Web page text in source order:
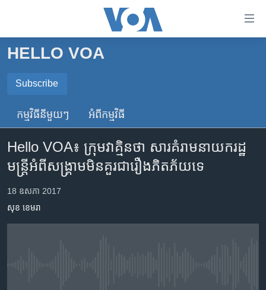
គេហទំព័រ​
រំលង​
ព័ត៌មាន​​
តែ​
រំលង​
និង​
ចូល​
កម្ពុជា
អន្តរជាតិ
ចិន
ហេឡូវីអូអេ
កម្ពុជាច្នៃប្រតិដ្ឋ
ព្រឹត្តិការណ៍ព័ត៌មាន
ទូរទស្សន៍ / វីដេអូ​
HELLO VOA
Subscribe
SUBSCRIBE
ទទួល​​​សេវា​​​ Podcast
កម្មវិធី​នីមួយៗ អំពី​កម្មវិធី​
Hello VOA៖ ក្រុម​វាគ្មិន​ថា​ សារ​គំរាម​នាយក​រដ្ឋ
មន្ត្រី​អំពី​សង្គ្រាម​មិន​គួរ​ជា​រឿង​ភិតភ័យ​ទេ
18 ឧសភា 2017
សុខ ខេមរា